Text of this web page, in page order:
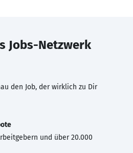
Jobs-Netzwerk
den Job, der wirklich zu Dir
und über 20.000